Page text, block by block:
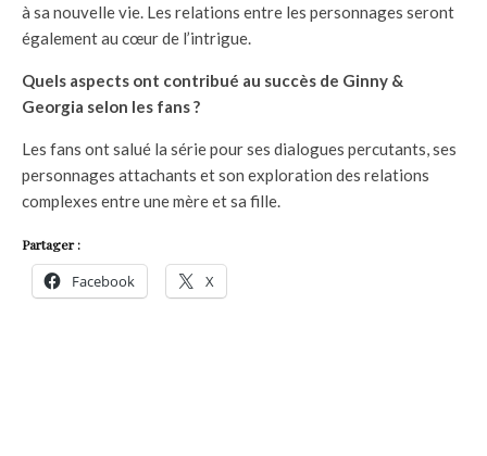
à sa nouvelle vie. Les relations entre les personnages seront
également au cœur de l’intrigue.
Quels aspects ont contribué au succès de Ginny &
Georgia selon les fans ?
Les fans ont salué la série pour ses dialogues percutants, ses
personnages attachants et son exploration des relations
complexes entre une mère et sa fille.
Partager :
Facebook X